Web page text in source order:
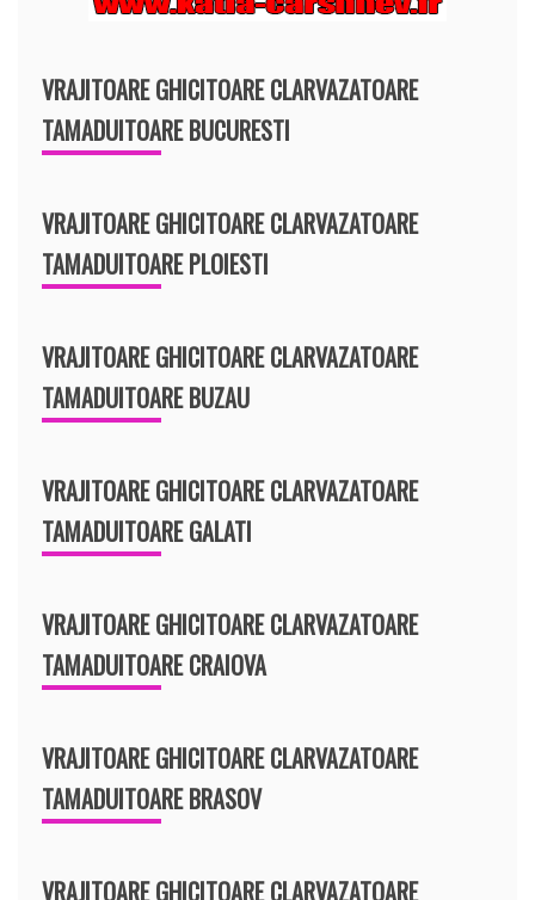
VRAJITOARE GHICITOARE CLARVAZATOARE
TAMADUITOARE BUCURESTI
VRAJITOARE GHICITOARE CLARVAZATOARE
TAMADUITOARE PLOIESTI
VRAJITOARE GHICITOARE CLARVAZATOARE
TAMADUITOARE BUZAU
VRAJITOARE GHICITOARE CLARVAZATOARE
TAMADUITOARE GALATI
VRAJITOARE GHICITOARE CLARVAZATOARE
TAMADUITOARE CRAIOVA
VRAJITOARE GHICITOARE CLARVAZATOARE
TAMADUITOARE BRASOV
VRAJITOARE GHICITOARE CLARVAZATOARE